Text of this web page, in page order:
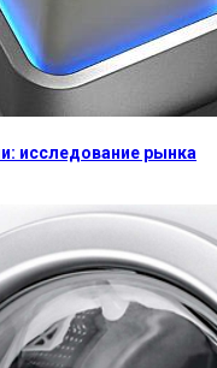
исследование рынка